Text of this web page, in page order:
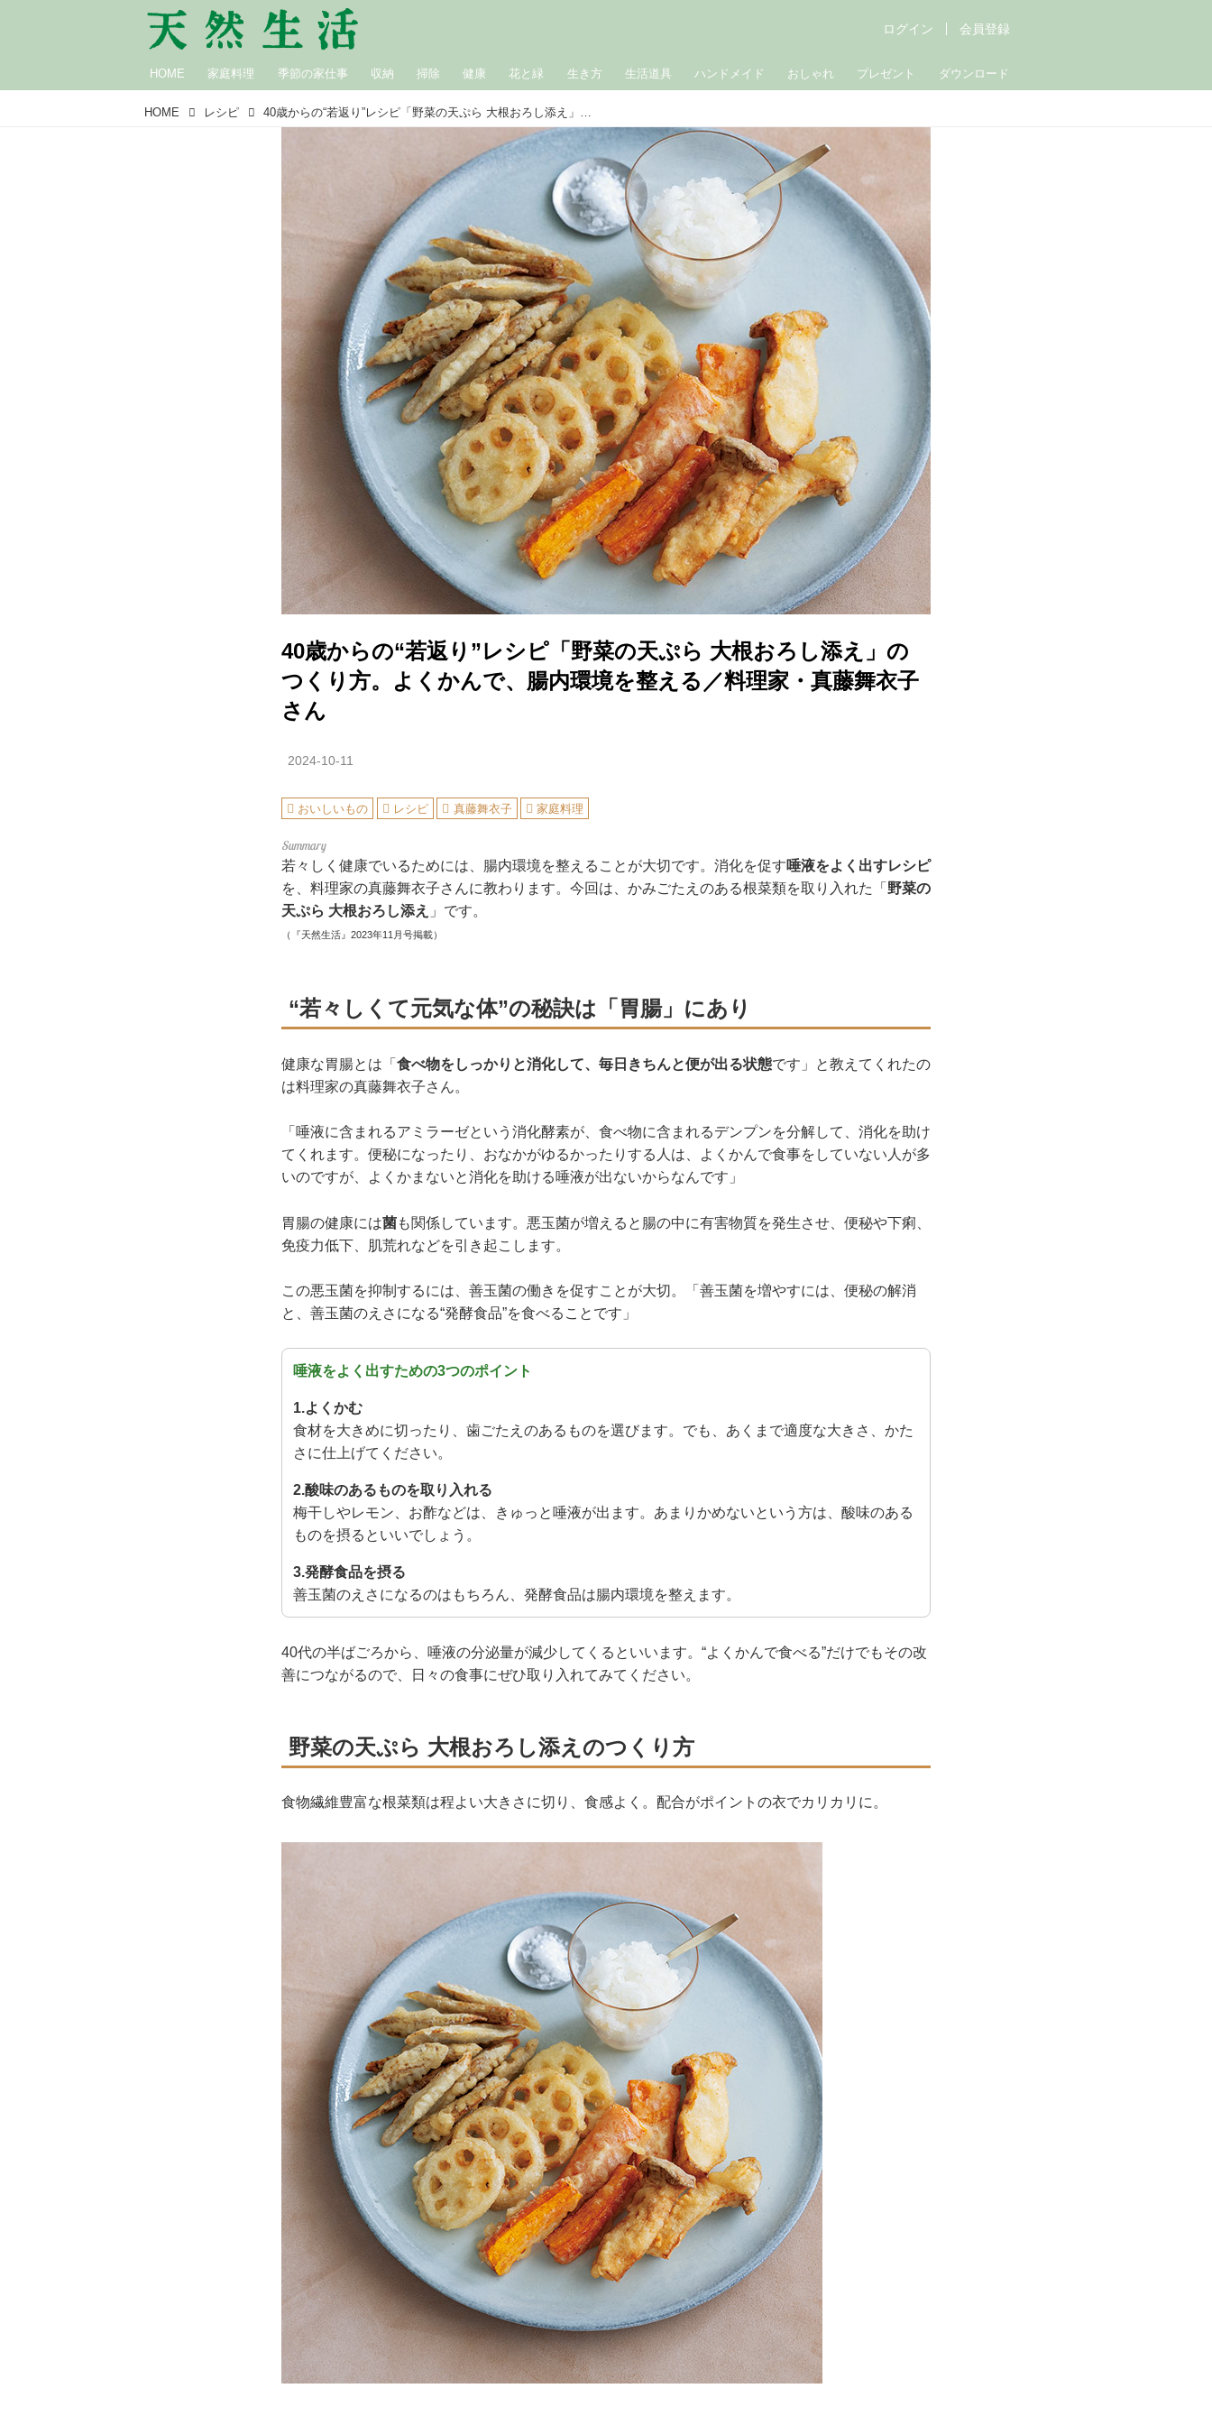
HOME 家庭料理 季節の家仕事 収納 掃除 健康 花と緑 生き方 生活道具 ハンドメイド おしゃれ プレゼント ダウンロード
ログイン 会員登録
HOME レシピ 40歳からの“若返り”レシピ「野菜の天ぷら 大根おろし添え」のつくり方。よくかんで、腸内環境を整える／料理家・真藤舞衣子さん
40歳からの“若返り”レシピ「野菜の天ぷら 大根おろし添え」の
つくり方。よくかんで、腸内環境を整える／料理家・真藤舞衣子
さん
2024-10-11
おいしいもの レシピ 真藤舞衣子 家庭料理
若々しく健康でいるためには、腸内環境を整えることが大切です。消化を促す唾液をよく出すレシピ
を、料理家の真藤舞衣子さんに教わります。今回は、かみごたえのある根菜類を取り入れた「 野菜の
天ぷら 大根おろし添え 」です。
（『天然生活』2023年11月号掲載）
“若々しくて元気な体”の秘訣は「胃腸」にあり
健康な胃腸とは「 食べ物をしっかりと消化して、毎日きちんと便が出る状態です」と教えてくれたの
は料理家の真藤舞衣子さん。
「唾液に含まれるアミラーゼという消化酵素が、食べ物に含まれるデンプンを分解して、消化を助け
てくれます。便秘になったり、おなかがゆるかったりする人は、よくかんで食事をしていない人が多
いのですが、よくかまないと消化を助ける唾液が出ないからなんです」
胃腸の健康には菌も関係しています。悪玉菌が増えると腸の中に有害物質を発生させ、便秘や下痢、
免疫力低下、肌荒れなどを引き起こします。
この悪玉菌を抑制するには、善玉菌の働きを促すことが大切。「善玉菌を増やすには、便秘の解消
と、善玉菌のえさになる“発酵食品”を食べることです」
唾液をよく出すための3つのポイント
1.よくかむ
食材を大きめに切ったり、歯ごたえのあるものを選びます。でも、あくまで適度な大きさ、かた
さに仕上げてください。
2.酸味のあるものを取り入れる
梅干しやレモン、お酢などは、きゅっと唾液が出ます。あまりかめないという方は、酸味のある
ものを摂るといいでしょう。
3.発酵食品を摂る
善玉菌のえさになるのはもちろん、発酵食品は腸内環境を整えます。
40代の半ばごろから、唾液の分泌量が減少してくるといいます。“よくかんで食べる”だけでもその改
善につながるので、日々の食事にぜひ取り入れてみてください。
野菜の天ぷら 大根おろし添えのつくり方
食物繊維豊富な根菜類は程よい大きさに切り、食感よく。配合がポイントの衣でカリカリに。